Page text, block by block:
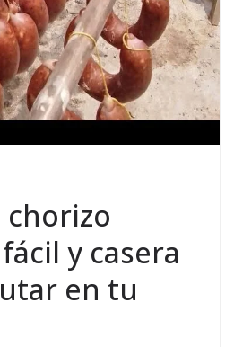
chorizo
y casera
en tu